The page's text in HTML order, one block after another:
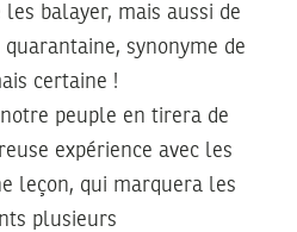
balayer, mais aussi de
synonyme de
certaine !
peuple en tirera de
expérience avec les
leçon, qui marquera les
plusieurs